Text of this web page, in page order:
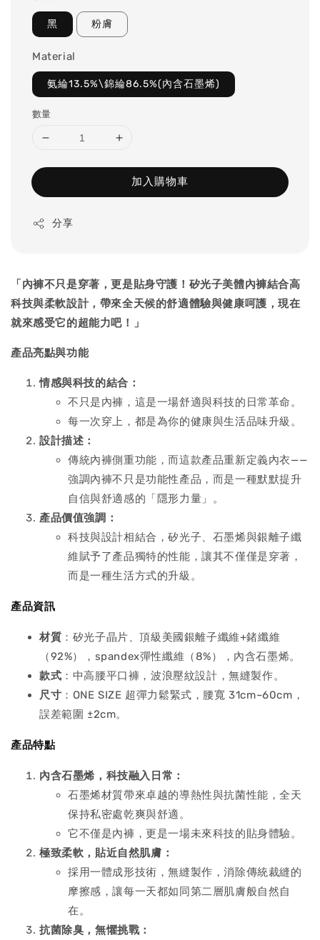
黑 粉膚
Material
氨綸13.5%\錦綸86.5%(內含石墨烯)
數量
加入購物車
分享
「內褲不只是穿著，更是貼身守護！矽光子美體內褲結合高
科技與柔軟設計，帶來全天候的舒適體驗與健康呵護，現在
就來感受它的超能力吧！」
產品亮點與功能
情感與科技的結合：
不只是內褲，這是一場舒適與科技的日常革命。
每一次穿上，都是為你的健康與生活品味升級。
設計描述：
傳統內褲側重功能，而這款產品重新定義內衣——
強調內褲不只是功能性產品，而是一種默默提升
自信與舒適感的「隱形力量」。
產品價值強調：
科技與設計相結合，矽光子、石墨烯與銀離子纖
維賦予了產品獨特的性能，讓其不僅僅是穿著，
而是一種生活方式的升級。
產品資訊
材質 ：矽光子晶片、頂級美國銀離子纖維+鍺纖維
（92%），spandex彈性纖維（8%），內含石墨烯。
款式 ：中高腰平口褲，波浪壓紋設計，無縫製作。
尺寸 ：ONE SIZE 超彈力鬆緊式，腰寬 31cm~60cm，
誤差範圍 ±2cm。
產品特點
內含石墨烯，科技融入日常：
石墨烯材質帶來卓越的導熱性與抗菌性能，全天
保持私密處乾爽與舒適。
它不僅是內褲，更是一場未來科技的貼身體驗。
極致柔軟，貼近自然肌膚：
採用一體成形技術，無縫製作，消除傳統裁縫的
摩擦感，讓每一天都如同第二層肌膚般自然自
在。
抗菌除臭，無懼挑戰：